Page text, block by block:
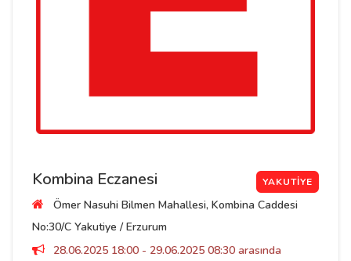
Kombina Eczanesi YAKUTIYE
Ömer Nasuhi Bilmen Mahallesi, Kombina Caddesi
No:30/C Yakutiye / Erzurum
28.06.2025 18:00 - 29.06.2025 08:30 arasında